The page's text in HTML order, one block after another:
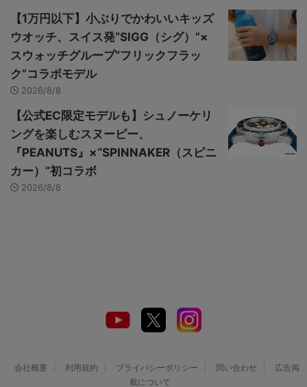
【1万円以下】小ぶりでかわいいキッズ
ウオッチ、スイス発“SIGG（シグ）”×
スウォッチグループ“フリックフラッ
ク”コラボモデル
2026/8/8
【公式EC限定モデルも】シュノーケリ
ングを楽しむスヌーピー、
『PEANUTS』×“SPINNAKER（スピニ
カー）”初コラボ
2026/8/8
会社概要 利用規約 プライバシーポリシー 問い合わせ
広告掲
載について